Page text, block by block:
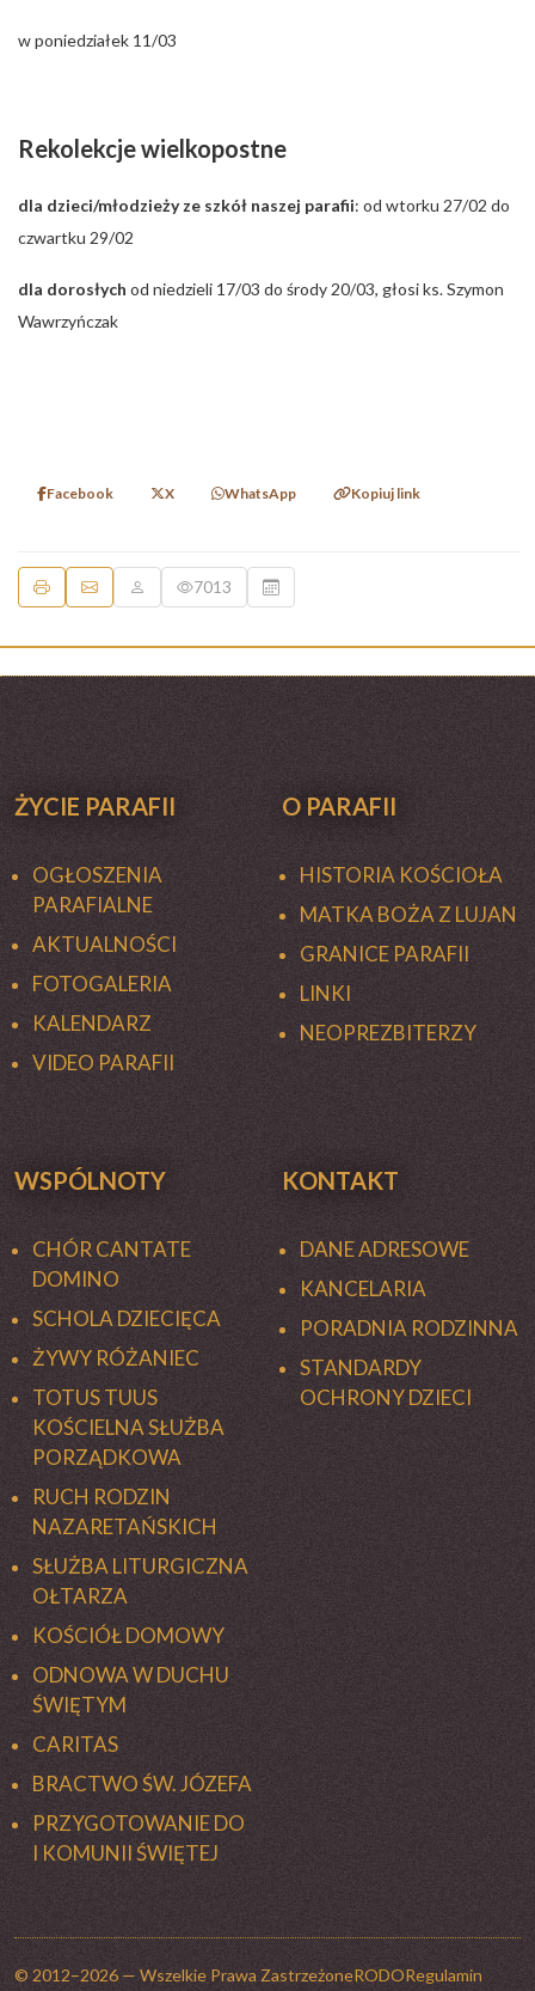
w poniedziałek 11/03
Rekolekcje wielkopostne
dla dzieci/młodzieży ze szkół naszej parafii: od wtorku 27/02 do
czwartku 29/02
dla dorosłych od niedzieli 17/03 do środy 20/03, głosi ks. Szymon
Wawrzyńczak
Facebook X WhatsApp Kopiuj link
7013
ŻYCIE PARAFII
OGŁOSZENIA
PARAFIALNE
AKTUALNOŚCI
FOTOGALERIA
KALENDARZ
VIDEO PARAFII
O PARAFII
HISTORIA KOŚCIOŁA
MATKA BOŻA Z LUJAN
GRANICE PARAFII
LINKI
NEOPREZBITERZY
WSPÓLNOTY
CHÓR CANTATE
DOMINO
SCHOLA DZIECIĘCA
ŻYWY RÓŻANIEC
TOTUS TUUS
KOŚCIELNA SŁUŻBA
PORZĄDKOWA
RUCH RODZIN
NAZARETAŃSKICH
SŁUŻBA LITURGICZNA
OŁTARZA
KOŚCIÓŁ DOMOWY
ODNOWA W DUCHU
ŚWIĘTYM
CARITAS
BRACTWO ŚW. JÓZEFA
PRZYGOTOWANIE DO
I KOMUNII ŚWIĘTEJ
KONTAKT
DANE ADRESOWE
KANCELARIA
PORADNIA RODZINNA
STANDARDY
OCHRONY DZIECI
© 2012–2026 — Wszelkie Prawa ZastrzeżoneRODORegulamin